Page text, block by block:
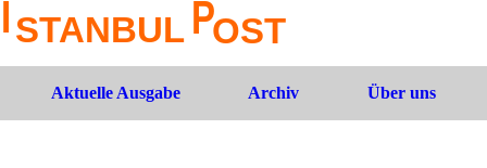
Aktuelle Ausgabe Archiv Über uns